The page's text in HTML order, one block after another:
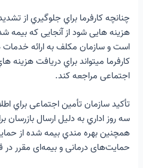
چنانچه کارفرما براي جلوگیري از
هزینه هایی شود از آنجایی که
است و سازمان مکلف به ارائه
کارفرما میتواند براي دریافت هزینه
اجتماعی مراجعه کند.
تأکید سازمان تأمین اجتماعی براي
سه روز اداري به دلیل ارسال
همچنین بهره مندي بیمه شده از
حمایت‌های درمانی و بیمه‌ای مقرر